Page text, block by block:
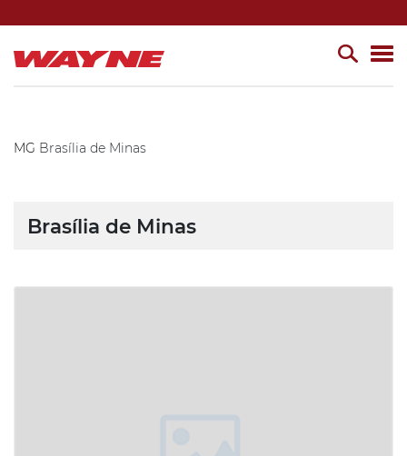
MG Brasília de Minas
Brasília de Minas